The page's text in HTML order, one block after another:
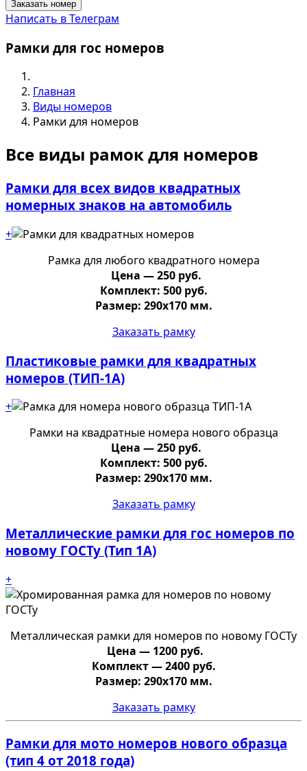
Заказать номер
Написать в Телеграм
Рамки для гос номеров
Главная
Виды номеров
Рамки для номеров
Все виды рамок для номеров
Рамки для всех видов квадратных
номерных знаков на автомобиль
+
Рамка для любого квадратного номера
Цена — 250 руб.
Комплект: 500 руб.
Размер: 290х170 мм.
Заказать рамку
Пластиковые рамки для квадратных
номеров (ТИП-1А)
+
Рамки на квадратные номера нового образца
Цена — 250 руб.
Комплект: 500 руб.
Размер: 290х170 мм.
Заказать рамку
Металлические рамки для гос номеров по
новому ГОСТу (Тип 1А)
+
Металлическая рамки для номеров по новому ГОСТу
Цена — 1200 руб.
Комплект — 2400 руб.
Размер: 290х170 мм.
Заказать рамку
Рамки для мото номеров нового образца
(тип 4 от 2018 года)